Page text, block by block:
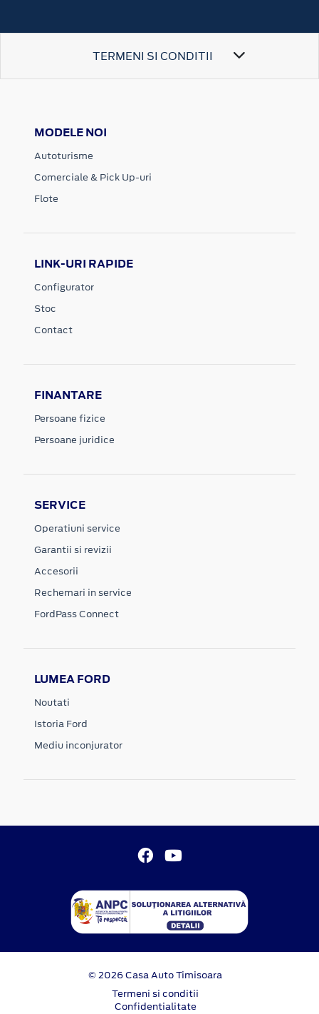
TERMENI SI CONDITII
MODELE NOI
Autoturisme
Comerciale & Pick Up-uri
Flote
LINK-URI RAPIDE
Configurator
Stoc
Contact
FINANTARE
Persoane fizice
Persoane juridice
SERVICE
Operatiuni service
Garantii si revizii
Accesorii
Rechemari in service
FordPass Connect
LUMEA FORD
Noutati
Istoria Ford
Mediu inconjurator
© 2026 Casa Auto Timisoara
Termeni si conditii
Confidentialitate